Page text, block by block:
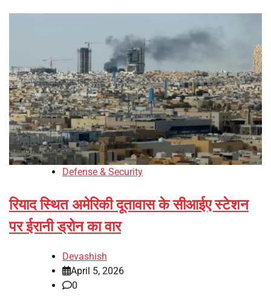
Defense & Security
रियाद स्थित अमेरिकी दूतावास के सीआईए स्टेशन
पर ईरानी ड्रोन का वार
Devashish
April 5, 2026
0